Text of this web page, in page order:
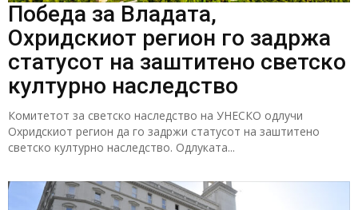
Победа за Владата,
Охридскиот регион го задржа
статусот на заштитено светско
културно наследство
Комитетот за светско наследство на УНЕСКО одлучи
Охридскиот регион да го задржи статусот на заштитено
светско културно наследство. Одлуката...